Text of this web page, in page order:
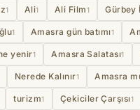
1 Ali1 Ali Film1 Gürbey
1 Amasra gün batımı1
yenir1 Amasra Salatası1
Nerede Kalınır1 Amasra
turizm1 Çekiciler Çarşısı1